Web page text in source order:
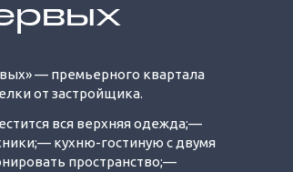
— премьерного квартала
от застройщика.
вся верхняя одежда;—
кухню-гостиную с двумя
пространство;—